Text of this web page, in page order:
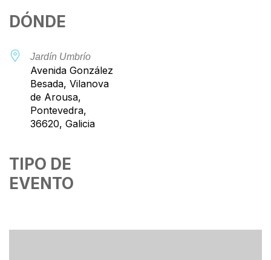
DÓNDE
Jardín Umbrío
Avenida González
Besada, Vilanova
de Arousa,
Pontevedra,
36620, Galicia
TIPO DE
EVENTO